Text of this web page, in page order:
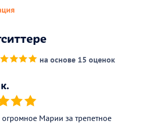
на основе 15 оценок
(*) (*)
Марии за трепетное